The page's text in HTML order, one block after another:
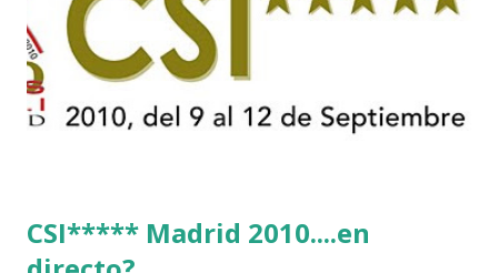
CSI***** Madrid 2010....en